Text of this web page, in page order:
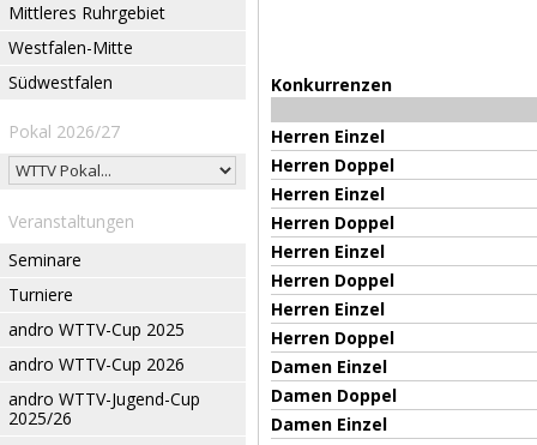
Mittleres Ruhrgebiet
Westfalen-Mitte
Südwestfalen
Pokal 2026/27
Veranstaltungen
Seminare
Turniere
andro WTTV-Cup 2025
andro WTTV-Cup 2026
andro WTTV-Jugend-Cup
2025/26
Konkurrenzen
Herren Einzel
Herren Doppel
Herren Einzel
Herren Doppel
Herren Einzel
Herren Doppel
Herren Einzel
Herren Doppel
Damen Einzel
Damen Doppel
Damen Einzel